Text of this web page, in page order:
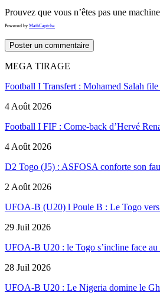
Prouvez que vous n’êtes pas une machine
Powered by MathCaptcha
MEGA TIRAGE
Football I Transfert : Mohamed Salah
4 Août 2026
Football I FIF : Come-back d’Hervé
4 Août 2026
D2 Togo (J5) : ASFOSA conforte son
2 Août 2026
UFOA-B (U20) l Poule B : Le Togo
29 Juil 2026
UFOA-B U20 : le Togo s’incline face
28 Juil 2026
UFOA-B U20 : Le Nigeria domine le